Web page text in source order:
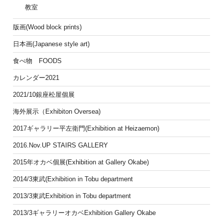
教室
版画(Wood block prints)
日本画(Japanese style art)
食べ物 FOODS
カレンダー2021
2021/10銀座松屋個展
海外展示（Exhibiton Oversea)
2017ギャラリー平左衛門(Exhibition at Heizaemon)
2016.Nov.UP STAIRS GALLERY
2015年オカベ個展(Exhibition at Gallery Okabe)
2014/3東武(Exhibition in Tobu department
2013/3東武Exhibition in Tobu department
2013/3ギャラリーオカベExhibition Gallery Okabe